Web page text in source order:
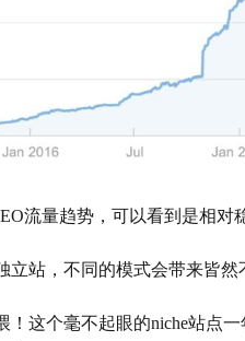
流量趋势，可以看到是相对
立站，不同的模式会带来皆然
！这个毫不起眼的niche站点